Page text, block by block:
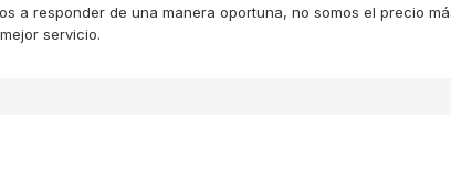
a responder de una manera oportuna, no somos el precio
servicio.